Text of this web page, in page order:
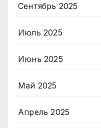
Сентябрь 2025
Июль 2025
Июнь 2025
Май 2025
Апрель 2025